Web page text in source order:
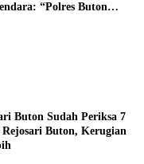
“Polres Buton
Buton Sudah Periksa 7
Buton, Kerugian